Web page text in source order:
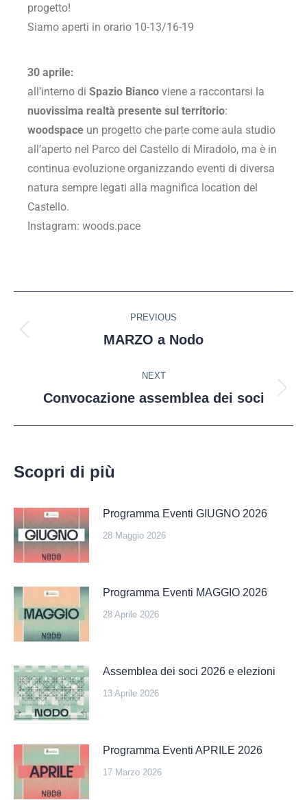
progetto!
Siamo aperti in orario 10-13/16-19
30 aprile:
all’interno di Spazio Bianco viene a raccontarsi la
nuovissima realtà presente sul territorio:
woodspace un progetto che parte come aula studio
all’aperto nel Parco del Castello di Miradolo, ma è in
continua evoluzione organizzando eventi di diversa
natura sempre legati alla magnifica location del
Castello.
Instagram: woods.pace
PREVIOUS
MARZO a Nodo
NEXT
Convocazione assemblea dei soci
Scopri di più
Programma Eventi GIUGNO 2026
28 Maggio 2026
Programma Eventi MAGGIO 2026
28 Aprile 2026
Assemblea dei soci 2026 e elezioni
13 Aprile 2026
Programma Eventi APRILE 2026
17 Marzo 2026